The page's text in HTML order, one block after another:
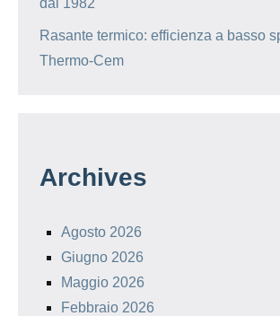
Rasante termico: efficienza a basso
Thermo-Cem
Archives
Agosto 2026
Giugno 2026
Maggio 2026
Febbraio 2026